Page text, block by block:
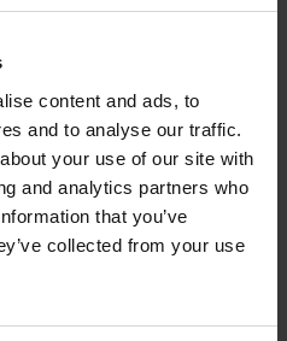
content and ads, to
and to analyse our traffic.
your use of our site with
and analytics partners who
that you’ve
collected from your use